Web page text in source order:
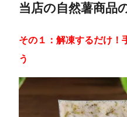
当店の自然薯商品
その１：解凍するだけ！
う